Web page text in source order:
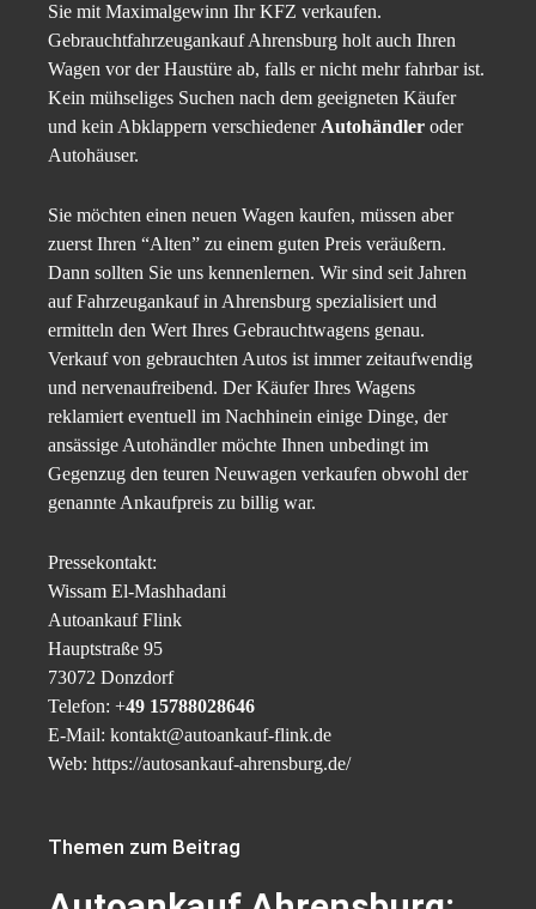
Sie mit Maximalgewinn Ihr KFZ verkaufen.
Gebrauchtfahrzeugankauf Ahrensburg holt auch Ihren
Wagen vor der Haustüre ab, falls er nicht mehr fahrbar ist.
Kein mühseliges Suchen nach dem geeigneten Käufer
und kein Abklappern verschiedener Autohändler oder
Autohäuser.
Sie möchten einen neuen Wagen kaufen, müssen aber
zuerst Ihren “Alten” zu einem guten Preis veräußern.
Dann sollten Sie uns kennenlernen. Wir sind seit Jahren
auf Fahrzeugankauf in Ahrensburg spezialisiert und
ermitteln den Wert Ihres Gebrauchtwagens genau.
Verkauf von gebrauchten Autos ist immer zeitaufwendig
und nervenaufreibend. Der Käufer Ihres Wagens
reklamiert eventuell im Nachhinein einige Dinge, der
ansässige Autohändler möchte Ihnen unbedingt im
Gegenzug den teuren Neuwagen verkaufen obwohl der
genannte Ankaufpreis zu billig war.
Pressekontakt:
Wissam El-Mashhadani
Autoankauf Flink
Hauptstraße 95
73072 Donzdorf
Telefon: +49 15788028646
E-Mail: kontakt@autoankauf-flink.de
Web: https://autosankauf-ahrensburg.de/
Themen zum Beitrag